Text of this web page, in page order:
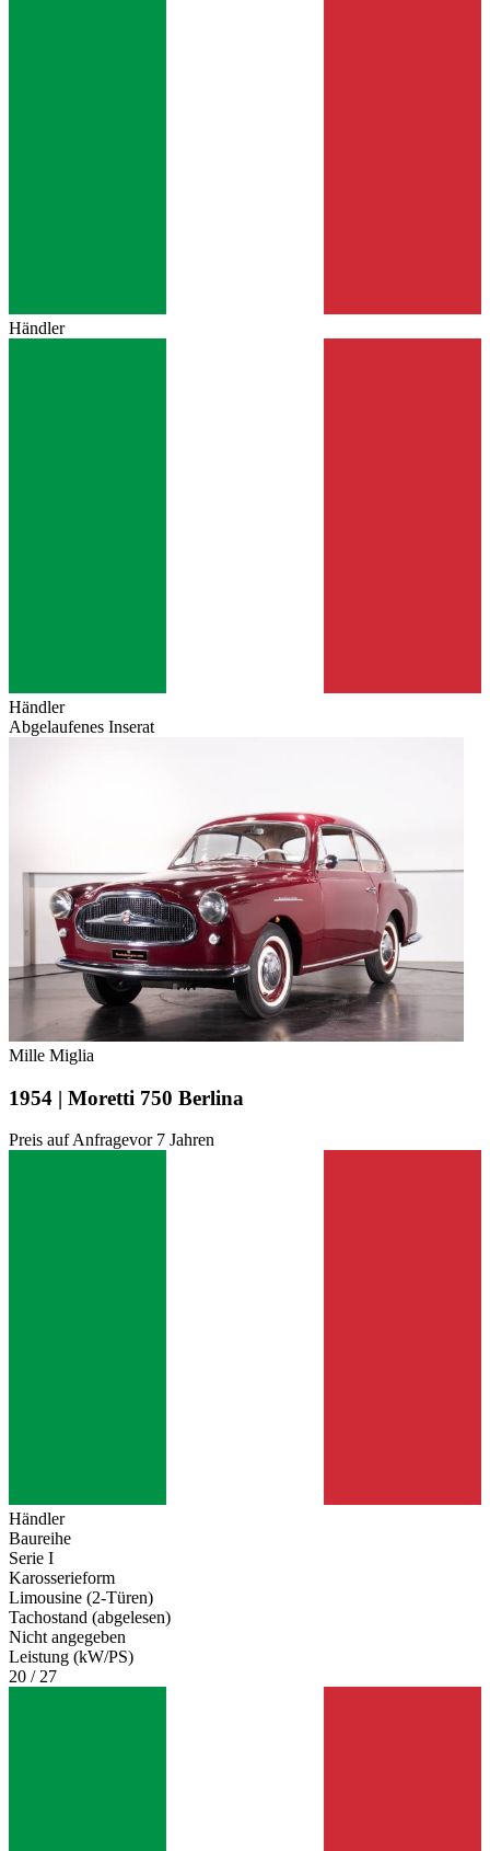
Händler
Händler
Abgelaufenes Inserat
Mille Miglia
1954 | Moretti 750 Berlina
Preis auf Anfragevor 7 Jahren
Händler
Baureihe
Serie I
Karosserieform
Limousine (2-Türen)
Tachostand (abgelesen)
Nicht angegeben
Leistung (kW/PS)
20 / 27